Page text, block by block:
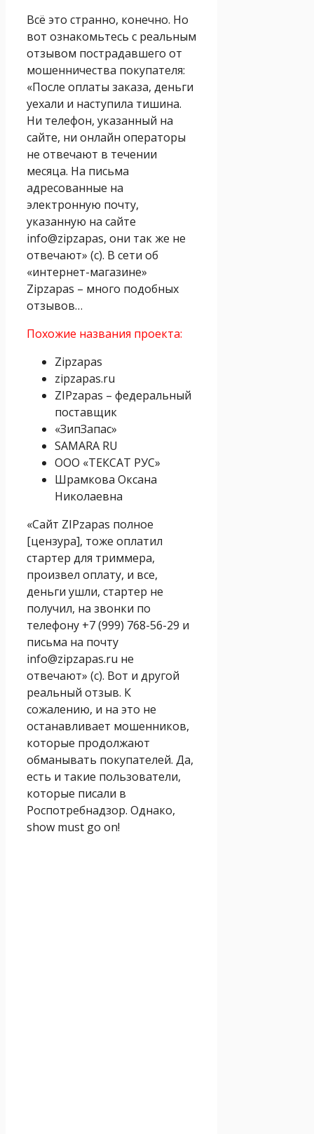
Всё это странно, конечно. Но
вот ознакомьтесь с реальным
отзывом пострадавшего от
мошенничества покупателя:
«После оплаты заказа, деньги
уехали и наступила тишина.
Ни телефон, указанный на
сайте, ни онлайн операторы
не отвечают в течении
месяца. На письма
адресованные на
электронную почту,
указанную на сайте
info@zipzapas, они так же не
отвечают» (с). В сети об
«интернет-магазине»
Zipzapas – много подобных
отзывов…
Похожие названия проекта:
Zipzapas
zipzapas.ru
ZIPzapas – федеральный
поставщик
«ЗипЗапас»
SAMARA RU
ООО «ТЕКСАТ РУС»
Шрамкова Оксана
Николаевна
«Сайт ZIPzapas полное
[цензура], тоже оплатил
стартер для триммера,
произвел оплату, и все,
деньги ушли, стартер не
получил, на звонки по
телефону +7 (999) 768-56-29 и
письма на почту
info@zipzapas.ru не
отвечают» (с). Вот и другой
реальный отзыв. К
сожалению, и на это не
останавливает мошенников,
которые продолжают
обманывать покупателей. Да,
есть и такие пользователи,
которые писали в
Роспотребнадзор. Однако,
show must go on!